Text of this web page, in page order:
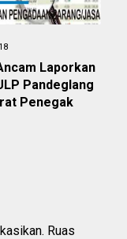
Laporkan
Pandeglang
Penegak
Ruas